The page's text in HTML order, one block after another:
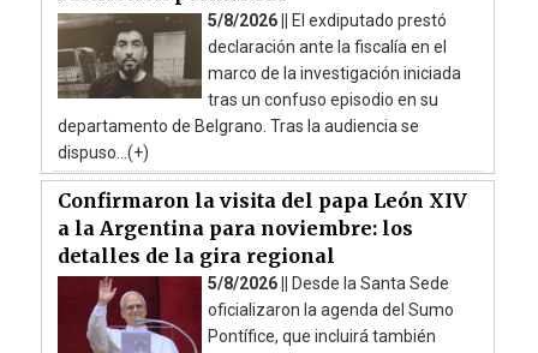
5/8/2026 || El exdiputado prestó
declaración ante la fiscalía en el
marco de la investigación iniciada
tras un confuso episodio en su
departamento de Belgrano. Tras la audiencia se
dispuso...(+)
Confirmaron la visita del papa León XIV
a la Argentina para noviembre: los
detalles de la gira regional
5/8/2026 || Desde la Santa Sede
oficializaron la agenda del Sumo
Pontífice, que incluirá también